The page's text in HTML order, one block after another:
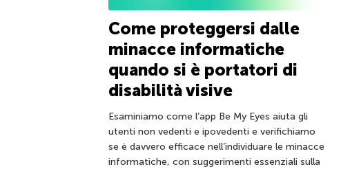
Come proteggersi dalle
minacce informatiche
quando si è portatori di
disabilità visive
Esaminiamo come l’app Be My Eyes aiuta gli
utenti non vedenti e ipovedenti e verifichiamo
se è davvero efficace nell’individuare le minacce
informatiche, con suggerimenti essenziali sulla